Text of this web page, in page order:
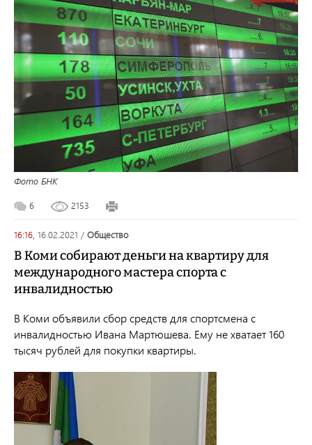
Фото БНК
6 2153
16:16, 16.02.2021 / общество
В Коми собирают деньги на квартиру для
международного мастера спорта с
инвалидностью
В Коми объявили сбор средств для спортсмена с
инвалидностью Ивана Мартюшева. Ему не хватает 160
тысяч рублей для покупки квартиры.